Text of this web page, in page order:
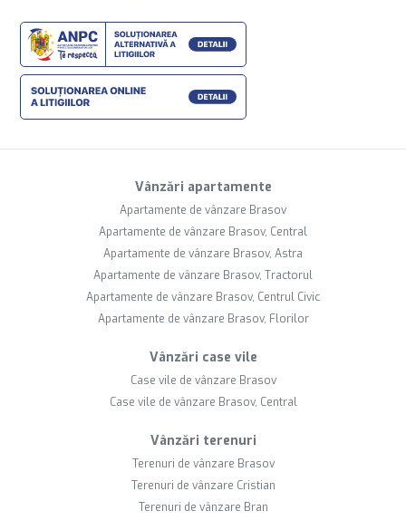
Vânzări apartamente
Apartamente de vânzare Brasov
Apartamente de vânzare Brasov, Central
Apartamente de vânzare Brasov, Astra
Apartamente de vânzare Brasov, Tractorul
Apartamente de vânzare Brasov, Centrul Civic
Apartamente de vânzare Brasov, Florilor
Vânzări case vile
Case vile de vânzare Brasov
Case vile de vânzare Brasov, Central
Vânzări terenuri
Terenuri de vânzare Brasov
Terenuri de vânzare Cristian
Terenuri de vânzare Bran